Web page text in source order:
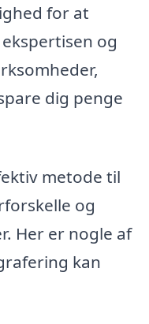
for at
og
dig penge
metode til
og
Her er nogle af
kan